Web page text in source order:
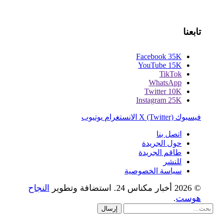
تابعنا
Facebook 35K
YouTube 15K
TikTok
WhatsApp
Twitter 10K
Instagram 25K
فيسبوك X (Twitter) الانستغرام يوتيوب
اتصل بنا
حول الجريدة
طاقم الجريدة
للنشر
سياسة الخصوصية
© 2026 أخبار مكناس 24. استضافة وتطوير
النجاح
هوست.
إرسال